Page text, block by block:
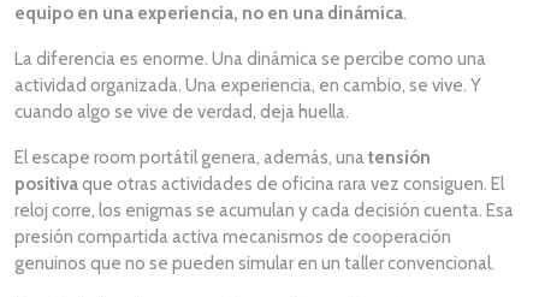
equipo en una experiencia, no en una dinámica.
La diferencia es enorme. Una dinámica se percibe como una
actividad organizada. Una experiencia, en cambio, se vive. Y
cuando algo se vive de verdad, deja huella.
El escape room portátil genera, además, unatensión
positivaque otras actividades de oficina rara vez consiguen. El
reloj corre, los enigmas se acumulan y cada decisión cuenta. Esa
presión compartida activa mecanismos de cooperación
genuinos que no se pueden simular en un taller convencional.